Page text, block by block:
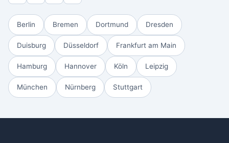
Berlin Bremen Dortmund Dresden
Duisburg Düsseldorf Frankfurt am Main
Hamburg Hannover Köln Leipzig
München Nürnberg Stuttgart